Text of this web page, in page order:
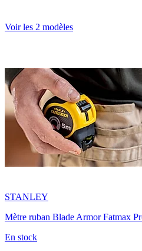
Voir les 2 modèles
STANLEY
Mètre ruban Blade Armor Fatmax
En stock